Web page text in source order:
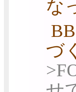
な
づ